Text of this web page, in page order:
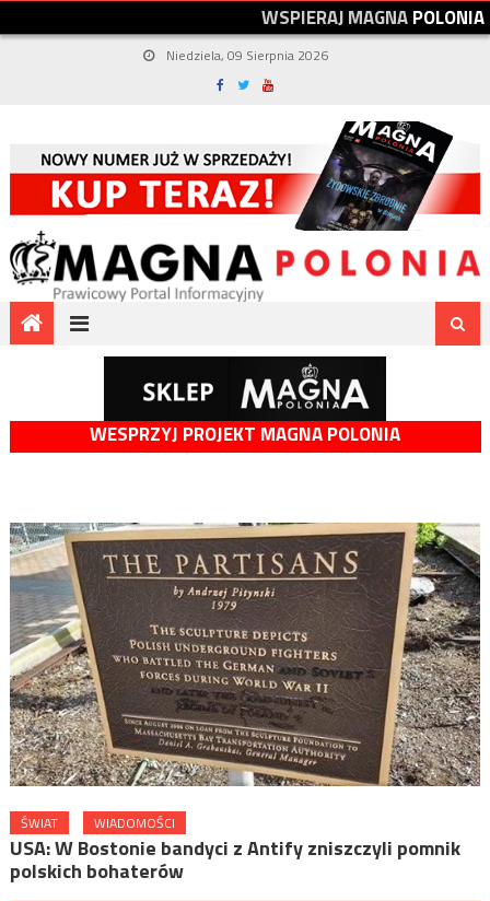
WSPIERAJMAGNAPOLONIA
Niedziela, 09 Sierpnia 2026
WESPRZYJ PROJEKT MAGNA POLONIA
ŚWIAT WIADOMOŚCI
USA: W Bostonie bandyci z Antify zniszczyli pomnik
polskich bohaterów